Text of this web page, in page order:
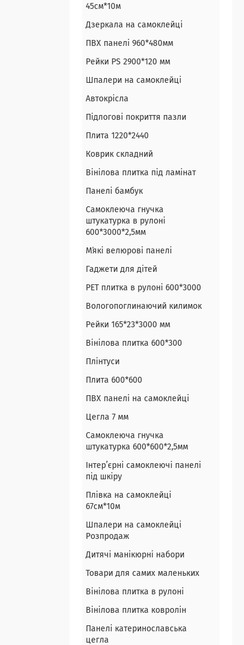
45см*10м
Дзеркала на самоклейці
ПВХ панелі 960*480мм
Рейки PS 2900*120 мм
Шпалери на самоклейці
Автокрісла
Підлогові покриття пазли
Плита 1220*2440
Коврик складний
Вінілова плитка під ламінат
Панелі бамбук
Самоклеюча гнучка
штукатурка в рулоні
600*3000*2,5мм
Мʼякі велюрові панелі
Гаджети для дітей
PET плитка в рулоні 600*3000
Вологопоглинаючий килимок
Рейки 165*23*3000 мм
Вінілова плитка 600*300
Плінтуси
Плита 600*600
ПВХ панелі на самоклейці
Цегла 7 мм
Самоклеюча гнучка
штукатурка 600*600*2,5мм
Інтер’єрні самоклеючі панелі
під шкіру
Плівка на самоклейці
67см*10м
Шпалери на самоклейці
Розпродаж
Дитячі манікюрні набори
Товари для самих маленьких
Вінілова плитка в рулоні
Вінілова плитка ковролін
Панелі катеринославська
цегла